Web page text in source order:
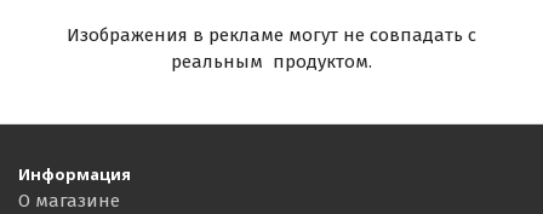
Изображения в рекламе могут не совпадать с
реальным продуктом.
Информация
О магазине